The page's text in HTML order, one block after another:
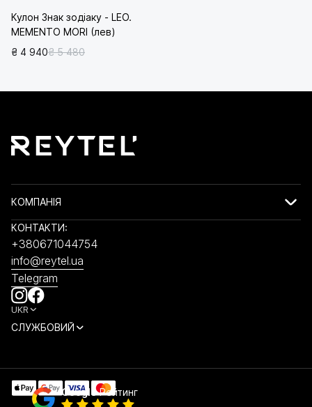
Кулон Знак зодіаку - LEO.
MEMENTO MORI (лев)
₴ 4 940₴ 5 480
КОМПАНІЯ
КОНТАКТИ:
+380671044754
info@reytel.ua
Telegram
UKR
СЛУЖБОВИЙ
GoogleРейтинг